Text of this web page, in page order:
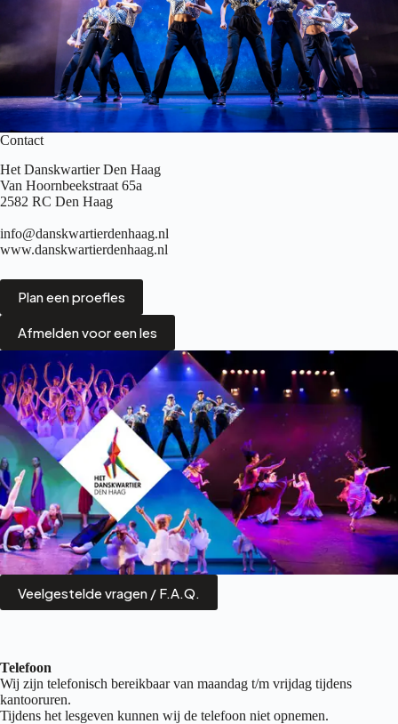
Contact
Het Danskwartier Den Haag
Van Hoornbeekstraat 65a
2582 RC Den Haag
info@danskwartierdenhaag.nl
www.danskwartierdenhaag.nl
Plan een proefles
Afmelden voor een les
Veelgestelde vragen / F.A.Q.
Telefoon
Wij zijn telefonisch bereikbaar van maandag t/m vrijdag tijdens
kantooruren.
Tijdens het lesgeven kunnen wij de telefoon niet opnemen.